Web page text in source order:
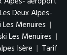
Deux Alpes-
Les Menuires |
Les Menuires |
Isère | Tarif